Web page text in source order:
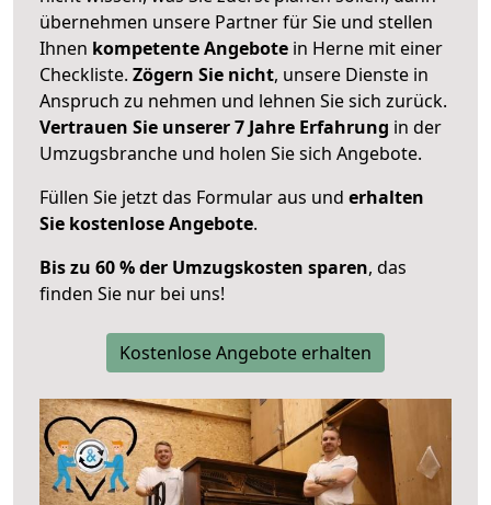
übernehmen unsere Partner für Sie und stellen
Ihnen kompetente Angebote in Herne mit einer
Checkliste. Zögern Sie nicht, unsere Dienste in
Anspruch zu nehmen und lehnen Sie sich zurück.
Vertrauen Sie unserer 7 Jahre Erfahrung in der
Umzugsbranche und holen Sie sich Angebote.
Füllen Sie jetzt das Formular aus und erhalten
Sie kostenlose Angebote.
Bis zu 60 % der Umzugskosten sparen, das
finden Sie nur bei uns!
Kostenlose Angebote erhalten